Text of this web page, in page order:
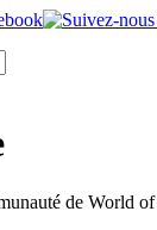
de World